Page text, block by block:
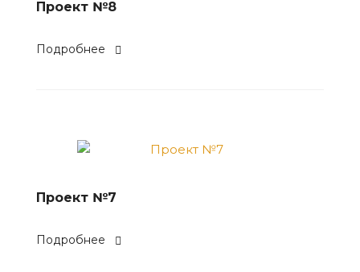
Проект №8
Подробнее
Проект №7
Подробнее